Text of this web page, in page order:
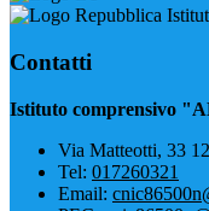
Contatti
Istituto comprensivo
Via Matteotti, 33
Tel: 017260321
Email: